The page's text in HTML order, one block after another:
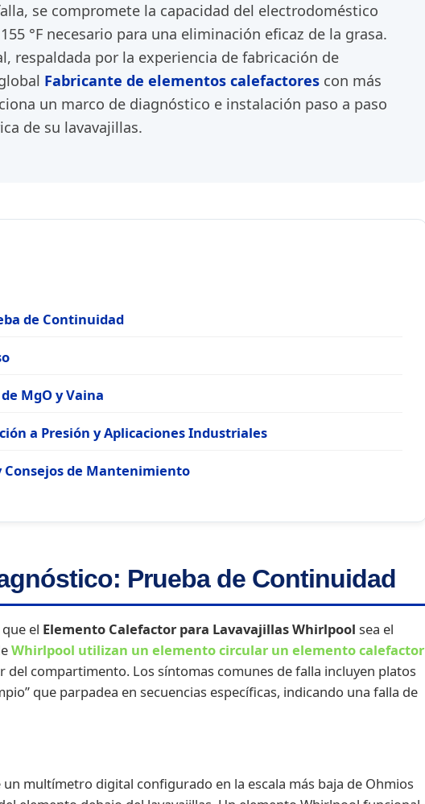
se compromete la capacidad del electrodoméstico
°F necesario para una eliminación eficaz de la grasa.
respaldada por la experiencia de fabricación de
Fabricante de elementos calefactores con más
un marco de diagnóstico e instalación paso a paso
de su lavavajillas.
de Continuidad
MgO y Vaina
a Presión y Aplicaciones Industriales
Consejos de Mantenimiento
Prueba de Continuidad
el Elemento Calefactor para Lavavajillas Whirlpool sea el
Whirlpool utilizan un elemento circular un elemento calefactor
del compartimento. Los síntomas comunes de falla incluyen platos
que parpadea en secuencias específicas, indicando una falla de
multímetro digital configurado en la escala más baja de Ohmios